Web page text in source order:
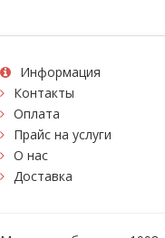
Информация
Контакты
Оплата
Прайс на услуги
О нас
Доставка